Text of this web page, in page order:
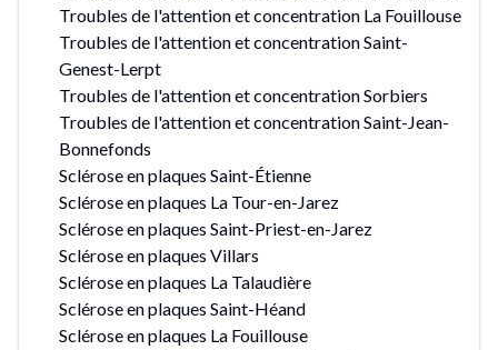
Troubles de l'attention et concentration La Fouillouse
Troubles de l'attention et concentration Saint-
Genest-Lerpt
Troubles de l'attention et concentration Sorbiers
Troubles de l'attention et concentration Saint-Jean-
Bonnefonds
Sclérose en plaques Saint-Étienne
Sclérose en plaques La Tour-en-Jarez
Sclérose en plaques Saint-Priest-en-Jarez
Sclérose en plaques Villars
Sclérose en plaques La Talaudière
Sclérose en plaques Saint-Héand
Sclérose en plaques La Fouillouse